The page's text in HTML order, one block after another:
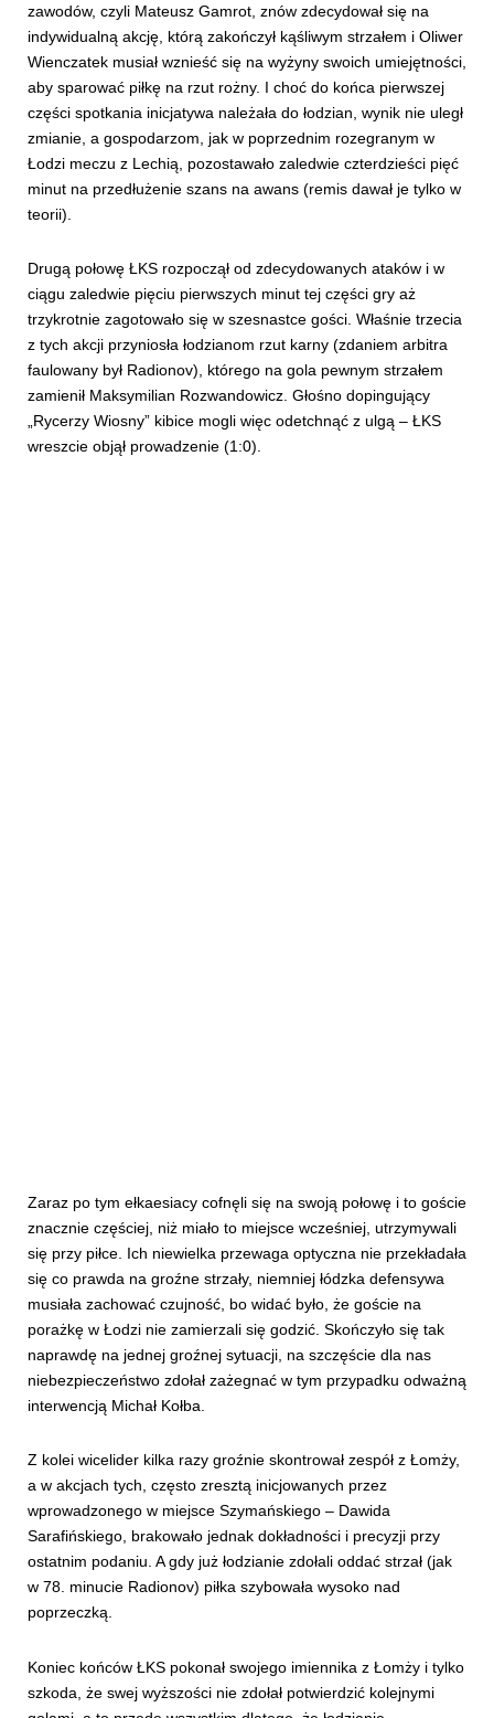
zawodów, czyli Mateusz Gamrot, znów zdecydował się na
indywidualną akcję, którą zakończył kąśliwym strzałem i Oliwer
Wienczatek musiał wznieść się na wyżyny swoich umiejętności,
aby sparować piłkę na rzut rożny. I choć do końca pierwszej
części spotkania inicjatywa należała do łodzian, wynik nie uległ
zmianie, a gospodarzom, jak w poprzednim rozegranym w
Łodzi meczu z Lechią, pozostawało zaledwie czterdzieści pięć
minut na przedłużenie szans na awans (remis dawał je tylko w
teorii).
Drugą połowę ŁKS rozpoczął od zdecydowanych ataków i w
ciągu zaledwie pięciu pierwszych minut tej części gry aż
trzykrotnie zagotowało się w szesnastce gości. Właśnie trzecia
z tych akcji przyniosła łodzianom rzut karny (zdaniem arbitra
faulowany był Radionov), którego na gola pewnym strzałem
zamienił Maksymilian Rozwandowicz. Głośno dopingujący
„Rycerzy Wiosny” kibice mogli więc odetchnąć z ulgą – ŁKS
wreszcie objął prowadzenie (1:0).
Zaraz po tym ełkaesiacy cofnęli się na swoją połowę i to goście
znacznie częściej, niż miało to miejsce wcześniej, utrzymywali
się przy piłce. Ich niewielka przewaga optyczna nie przekładała
się co prawda na groźne strzały, niemniej łódzka defensywa
musiała zachować czujność, bo widać było, że goście na
porażkę w Łodzi nie zamierzali się godzić. Skończyło się tak
naprawdę na jednej groźnej sytuacji, na szczęście dla nas
niebezpieczeństwo zdołał zażegnać w tym przypadku odważną
interwencją Michał Kołba.
Z kolei wicelider kilka razy groźnie skontrował zespół z Łomży,
a w akcjach tych, często zresztą inicjowanych przez
wprowadzonego w miejsce Szymańskiego – Dawida
Sarafińskiego, brakowało jednak dokładności i precyzji przy
ostatnim podaniu. A gdy już łodzianie zdołali oddać strzał (jak
w 78. minucie Radionov) piłka szybowała wysoko nad
poprzeczką.
Koniec końców ŁKS pokonał swojego imiennika z Łomży i tylko
szkoda, że swej wyższości nie zdołał potwierdzić kolejnymi